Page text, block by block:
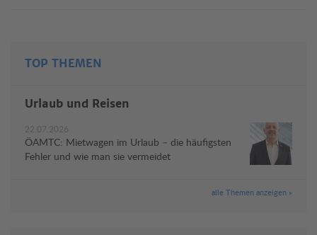
TOP THEMEN
Urlaub und Reisen
22.07.2026
ÖAMTC: Mietwagen im Urlaub – die häufigsten
Fehler und wie man sie vermeidet
alle Themen anzeigen »